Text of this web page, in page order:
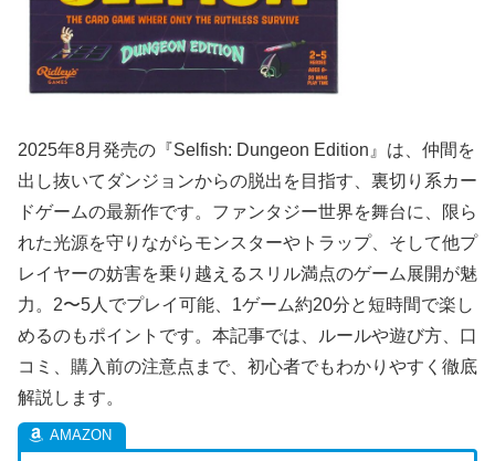
2025年8月発売の『Selfish: Dungeon Edition』は、仲間を
出し抜いてダンジョンからの脱出を目指す、裏切り系カー
ドゲームの最新作です。ファンタジー世界を舞台に、限ら
れた光源を守りながらモンスターやトラップ、そして他プ
レイヤーの妨害を乗り越えるスリル満点のゲーム展開が魅
力。2〜5人でプレイ可能、1ゲーム約20分と短時間で楽し
めるのもポイントです。本記事では、ルールや遊び方、口
コミ、購入前の注意点まで、初心者でもわかりやすく徹底
解説します。